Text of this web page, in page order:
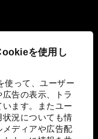
を使用し
使って、ユーザー
告の表示、トラ
ます。またユー
況についても情
ディアや広告配